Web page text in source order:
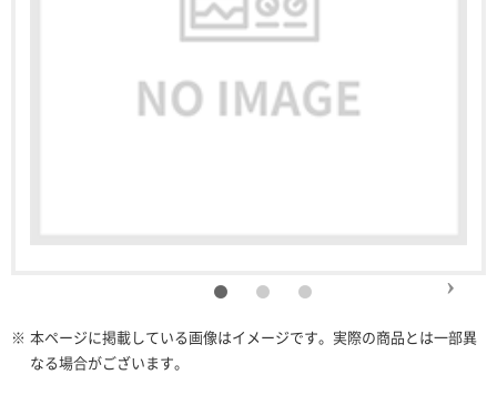
※ 本ページに掲載している画像はイメージです。実際の商品とは一部異
なる場合がございます。